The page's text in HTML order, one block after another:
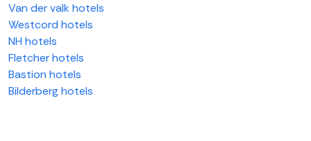
Van der valk hotels
Westcord hotels
NH hotels
Fletcher hotels
Bastion hotels
Bilderberg hotels